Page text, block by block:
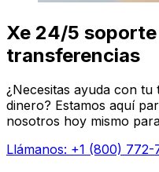
Xe 24/5
transferencias
¿Necesitas ayuda con
dinero? Estamos aquí
nosotros hoy mismo
Llámanos: +1 (800) 772-